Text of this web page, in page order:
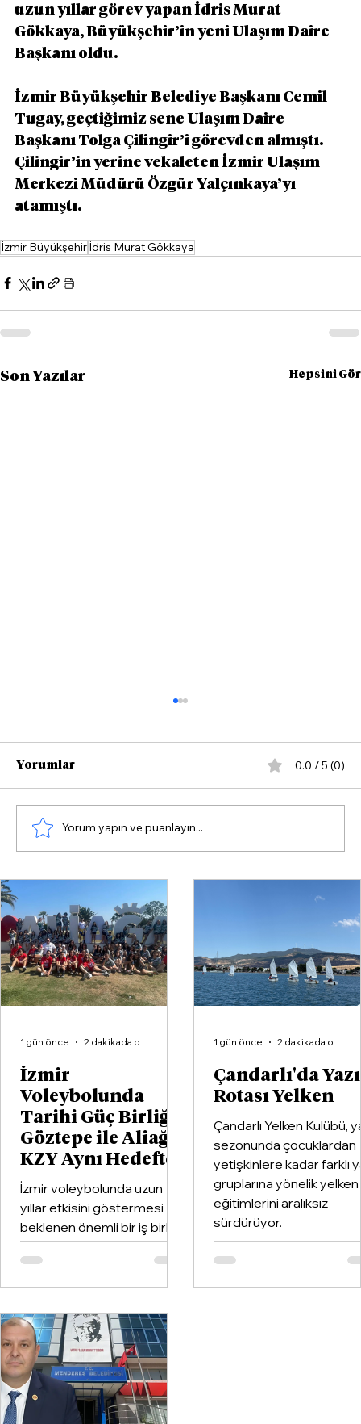
İzmir
Voleybolunda
Tarihi Güç Birliği:
Göztepe ile Aliağa
KZY Aynı Hedefte
İzmir voleybolunda uzun
yıllar etkisini göstermesi
beklenen önemli bir iş birliği
hayata geçirildi. Kentin köklü
kulüplerinden Göztepe
Spor Kulübü ile İzmir'in en
organizasyonlarından
Aliağa KZY Spor Kulübü,
voleybol branşında güçlerini
birleştiren kapsamlı bir iş
birliği protokolüne imza attı.
1 gün önce 2 dakikada okunur
Çandarlı'da
Rotası Yelken
Çandarlı Yelken Kulübü,
sezonunda çocuklardan
yetişkinlere kadar farklı
gruplarına yönelik yelken
eğitimlerini aralıksız
sürdürüyor.
1 gün önce 2 dakikada okunur
uzun yıllar görev yapan İdris Murat
Gökkaya, Büyükşehir’in yeni Ulaşım Daire
Başkanı oldu.
İzmir Büyükşehir Belediye Başkanı Cemil
Tugay, geçtiğimiz sene Ulaşım Daire
Başkanı Tolga Çilingir’i görevden almıştı.
Çilingir’in yerine vekaleten İzmir Ulaşım
Merkezi Müdürü Özgür Yalçınkaya’yı
atamıştı.
İzmir Büyükşehirİdris Murat Gökkaya
Son Yazılar Hepsini Gör
Yorumlar 0.0 / 5 (0)
Yorum yapın ve puanlayın...